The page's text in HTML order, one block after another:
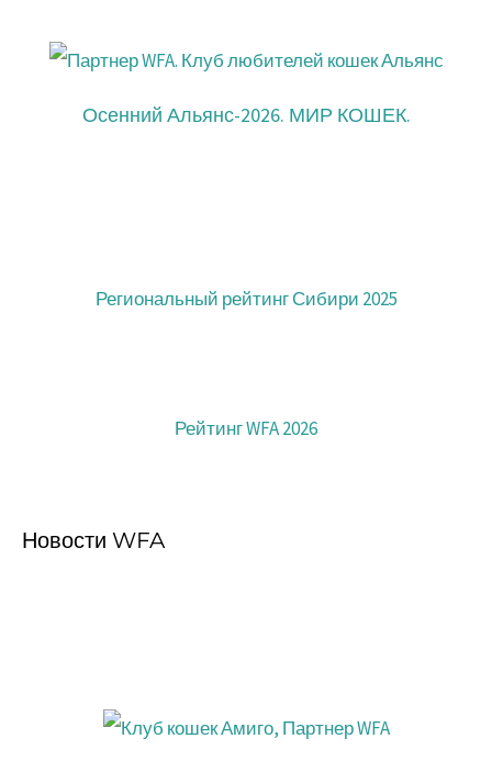
Осенний Альянс-2026. МИР КОШЕК.
Региональный рейтинг Сибири 2025
Рейтинг WFA 2026
Новости WFA